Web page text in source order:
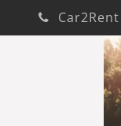
Car2Rent